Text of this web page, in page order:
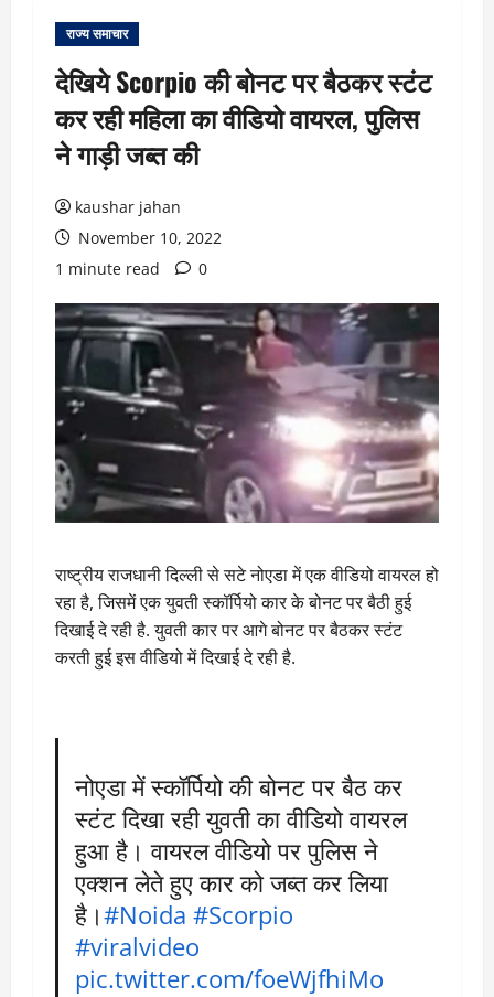
राज्य समाचार
देखिये Scorpio की बोनट पर बैठकर स्टंट
कर रही महिला का वीडियो वायरल, पुलिस
ने गाड़ी जब्त की
kaushar jahan
November 10, 2022
1 minute read
0
राष्ट्रीय राजधानी दिल्ली से सटे नोएडा में एक वीडियो वायरल हो
रहा है, जिसमें एक युवती स्कॉर्पियो कार के बोनट पर बैठी हुई
दिखाई दे रही है. युवती कार पर आगे बोनट पर बैठकर स्टंट
करती हुई इस वीडियो में दिखाई दे रही है.
नोएडा में स्कॉर्पियो की बोनट पर बैठ कर
स्टंट दिखा रही युवती का वीडियो वायरल
हुआ है। वायरल वीडियो पर पुलिस ने
एक्शन लेते हुए कार को जब्त कर लिया
है।#Noida #Scorpio
#viralvideo
pic.twitter.com/foeWjfhiMo